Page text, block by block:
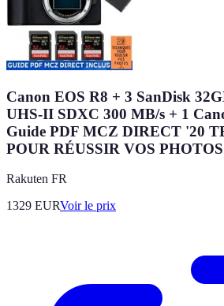
Canon EOS R8 + 3 SanDisk
UHS-II SDXC 300 MB/s + 1
Guide PDF MCZ DIRECT '20
POUR RÉUSSIR VOS PHOTOS
Rakuten FR
1329 EURVoir le prix